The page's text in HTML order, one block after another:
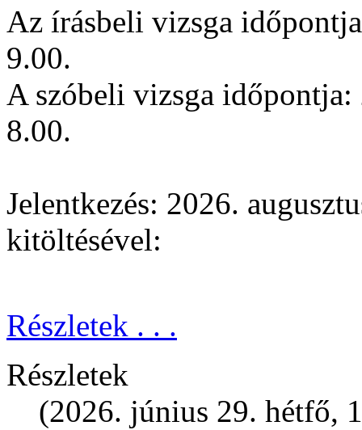
Az írásbeli vizsga
9.00.
A szóbeli vizsga időpontja:
8.00.
Jelentkezés: 2026.
kitöltésével:
Részletek . . .
Részletek
(2026. június 29. hétfő,